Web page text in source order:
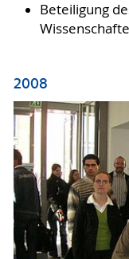
Beteiligung
2008